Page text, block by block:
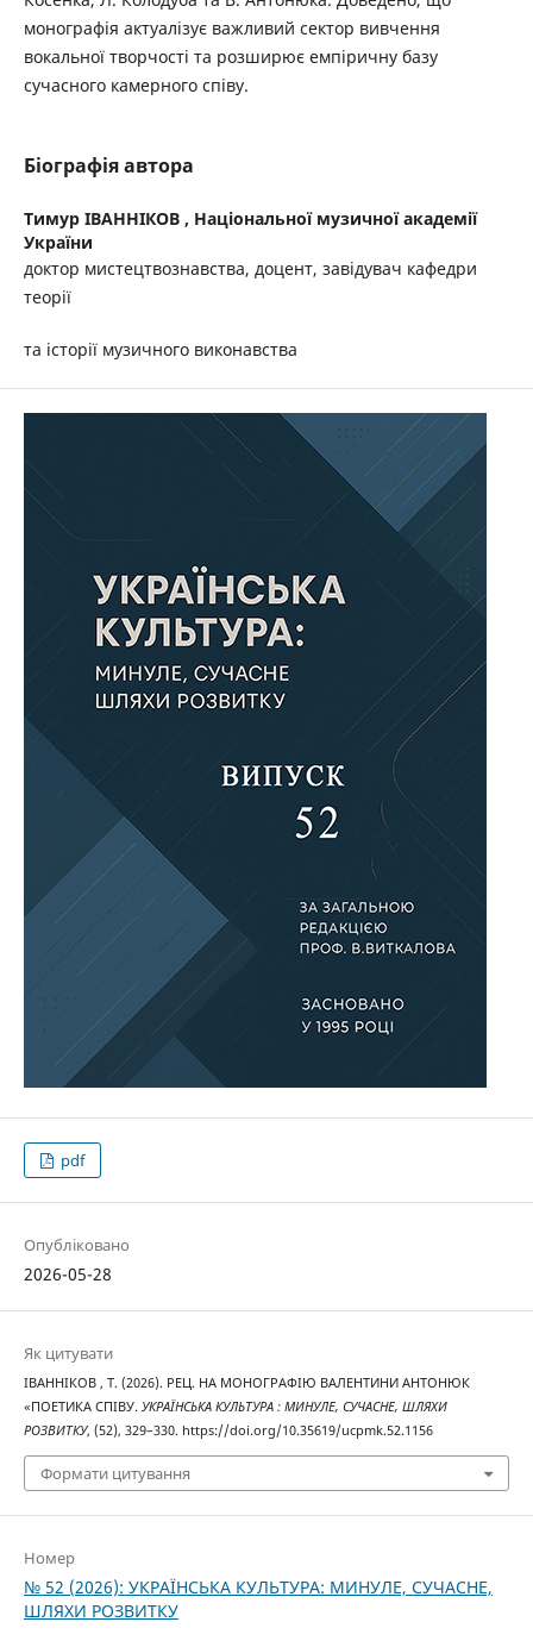
монографія актуалізує важливий сектор вивчення
вокальної творчості та розширює емпіричну базу
сучасного камерного співу.
Біографія автора
Тимур ІВАННІКОВ , Національної музичної академії
України
доктор мистецтвознавства, доцент, завідувач кафедри
теорії
та історії музичного виконавства
pdf
Опубліковано
2026-05-28
Як цитувати
ІВАННІКОВ , Т. (2026). РЕЦ. НА МОНОГРАФІЮ ВАЛЕНТИНИ АНТОНЮК
«ПОЕТИКА СПІВУ. УКРАЇНСЬКА КУЛЬТУРА : МИНУЛЕ, СУЧАСНЕ, ШЛЯХИ
РОЗВИТКУ, (52), 329–330. https://doi.org/10.35619/ucpmk.52.1156
Формати цитування
Номер
№ 52 (2026): УКРАЇНСЬКА КУЛЬТУРА: МИНУЛЕ, СУЧАСНЕ,
ШЛЯХИ РОЗВИТКУ